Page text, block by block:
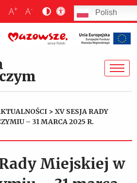
A+ A- Polish
> XV SESJA RADY
– 31 MARCA 2025 R.
Miejskiej w